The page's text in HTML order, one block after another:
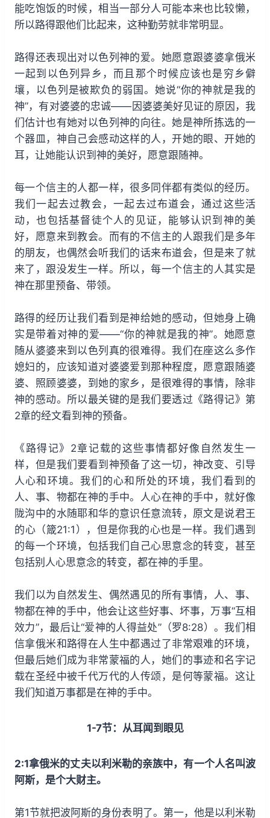
能吃饱饭的时候，相当一部分人可能本来也比较懒，
所以路得跟他们比起来，这种勤劳就非常明显。
路得还表现出对以色列神的爱。她愿意跟婆婆拿俄米
一起到以色列异乡，而且那个时候应该也是穷乡僻
壤，以色列是被欺负的弱国。她说“你的神就是我的
神”，有对婆婆的忠诚——因婆婆美好见证的原因，我
们估计也有她对以色列神的向往。她是神所拣选的一
个器皿，神自己会感动这样的人，开她的眼、开她的
耳，让她能认识到神的美好，愿意跟随神。
每一个信主的人都一样，很多同伴都有类似的经历。
我们一起去过教会，一起去过布道会，通过这些活
动，也包括基督徒个人的见证，能够认识到神的美
好，愿意来到教会。而有的不信主的人跟我们是多年
的朋友，也偶然会听我们的话来布道会，但是来了就
来了，跟没发生一样。所以，每一个信主的人其实是
神在那里预备、带领。
路得的经历让我们看到是神给她的感动，但她身上确
实是带着对神的爱——“你的神就是我的神”。她愿意
随从婆婆来到以色列真的很难得。我们在座这么多作
媳妇的，应该知道对婆婆爱到那种程度，愿意跟随婆
婆、照顾婆婆，到她的家乡，是很难得的事情，除非
神的感动。所以最关键的是我们要透过《路得记》第
2章的经文看到神的预备。
《路得记》2章记载的这些事情都好像自然发生一
样，但是我们要看到神预备了这一切，神改变、引导
人心和环境。我们的心和所处的环境，我们看到的
人、事、物都在神的手中。人心在神的手中，就好像
陇沟中的水随耶和华的意识任意流转，原文是说君王
的心（箴21:1），但是你我的心也是一样。我们遇到
的每一个环境，包括我们自己心思意念的转变，甚至
包括别人心思意念的转变，都在神的手里。
我们以为自然发生、偶然遇见的所有事情，人、事、
物都在神的手中，他会让这些好事、坏事，万事“互相
效力”，最后让“爱神的人得益处”（罗8:28）。我们相
信拿俄米和路得在人生中都遇过了非常艰难的环境，
但最后她们成为非常蒙福的人，她们的事迹和名字记
载在圣经中被千代万代的人传颂，是何等蒙福。这让
我们知道万事都是在神的手中。
1-7节：从耳闻到眼见
2:1拿俄米的丈夫以利米勒的亲族中，有一个人名叫波
阿斯，是个大财主。
第1节就把波阿斯的身份表明了。第一，他是以利米勒